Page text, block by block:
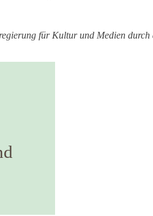
für Kultur und Medien durch